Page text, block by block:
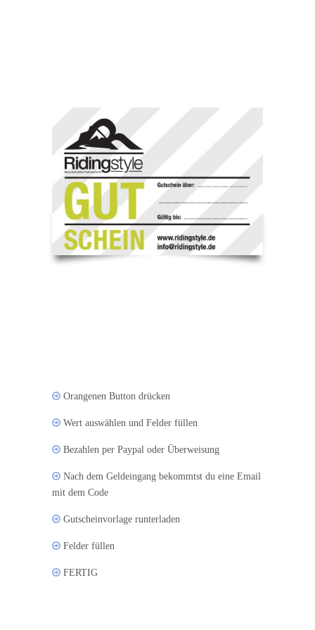
Orangenen Button drücken
Wert auswählen und Felder füllen
Bezahlen per Paypal oder Überweisung
Nach dem Geldeingang bekommtst du eine Email
mit dem Code
Gutscheinvorlage runterladen
Felder füllen
FERTIG